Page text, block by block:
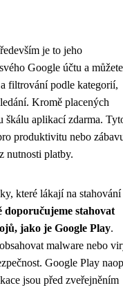
je to jeho
Google účtu a můžete
filtrování podle kategorií,
Kromě placených
škálu aplikací zdarma.
produktivitu nebo
nutnosti platby.
které lákají na stahování
doporučujeme stahovat
jako je Google Play.
malware nebo
Google Play
jsou před zveřejněním